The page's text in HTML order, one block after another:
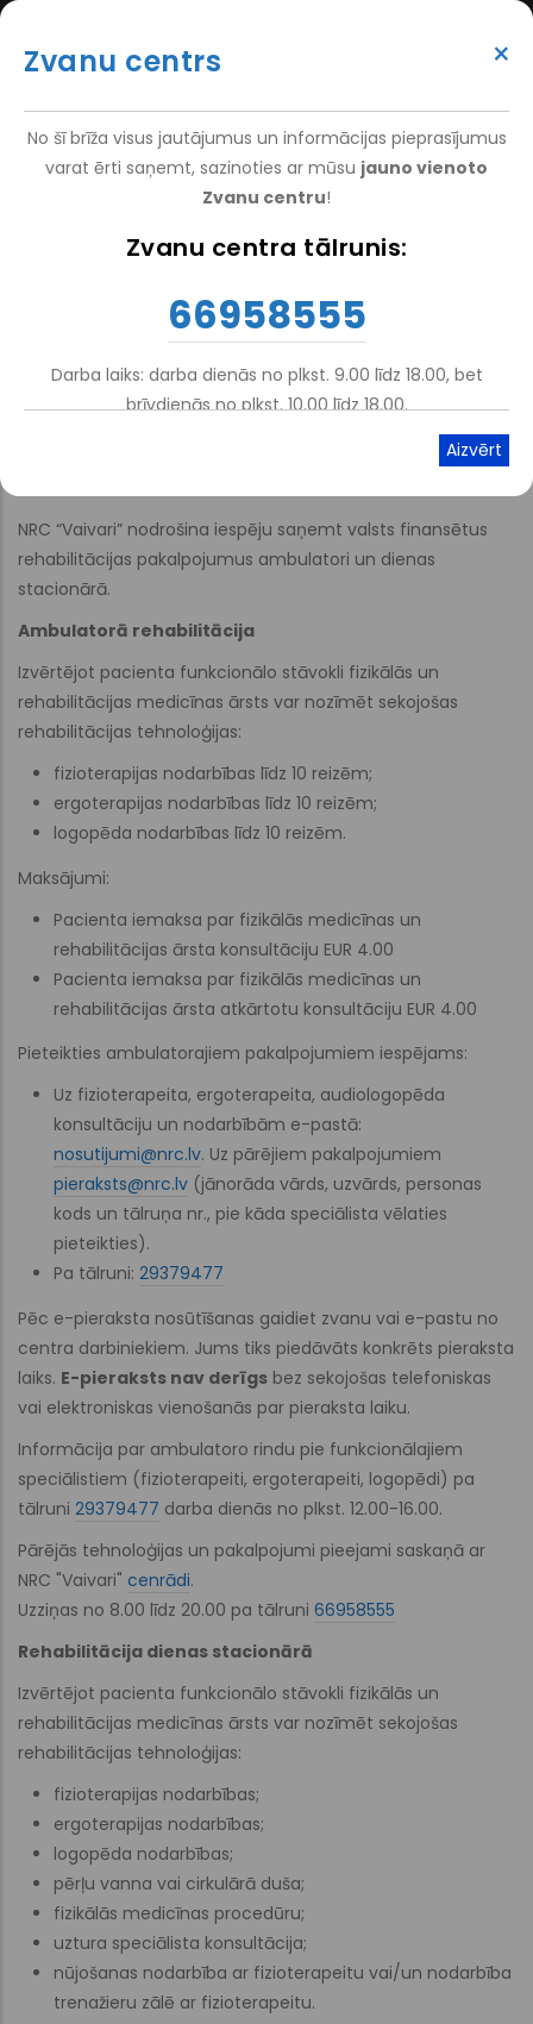
Skip
main
MENU
VAKANCES
DARBINIEKIEM
Breadcrumb
Valsts apmaksāta ambulatorā
rehabilitācija un dienas
stacionāra pakalpojumi
NRC “Vaivari” nodrošina iespēju saņemt valsts finansētus
rehabilitācijas pakalpojumus ambulatori un dienas
stacionārā.
Ambulatorā rehabilitācija
Izvērtējot pacienta funkcionālo stāvokli fizikālās un
rehabilitācijas medicīnas ārsts var nozīmēt sekojošas
rehabilitācijas tehnoloģijas:
fizioterapijas nodarbības līdz 10 reizēm;
ergoterapijas nodarbības līdz 10 reizēm;
logopēda nodarbības līdz 10 reizēm.
Maksājumi:
Pacienta iemaksa par fizikālās medicīnas un
rehabilitācijas ārsta konsultāciju EUR 4.00
Pacienta iemaksa par fizikālās medicīnas un
rehabilitācijas ārsta atkārtotu konsultāciju EUR 4.00
Pieteikties ambulatorajiem pakalpojumiem iespējams:
Uz fizioterapeita, ergoterapeita, audiologopēda
konsultāciju un nodarbībām e-pastā:
nosutijumi@nrc.lv. Uz pārējiem pakalpojumiem
pieraksts@nrc.lv (jānorāda vārds, uzvārds, personas
kods un tālruņa nr., pie kāda speciālista vēlaties
pieteikties).
Pa tālruni: 29379477
Pēc e-pieraksta nosūtīšanas gaidiet zvanu vai e-pastu no
centra darbiniekiem. Jums tiks piedāvāts konkrēts pieraksta
laiks. E-pieraksts nav derīgs bez sekojošas telefoniskas
vai elektroniskas vienošanās par pieraksta laiku.
Informācija par ambulatoro rindu pie funkcionālajiem
speciālistiem (fizioterapeiti, ergoterapeiti, logopēdi) pa
tālruni 29379477 darba dienās no plkst. 12.00-16.00.
Pārējās tehnoloģijas un pakalpojumi pieejami saskaņā ar
NRC "Vaivari" cenrādi.
Uzziņas no 8.00 līdz 20.00 pa tālruni 66958555
Rehabilitācija dienas stacionārā
Izvērtējot pacienta funkcionālo stāvokli fizikālās un
rehabilitācijas medicīnas ārsts var nozīmēt sekojošas
rehabilitācijas tehnoloģijas:
fizioterapijas nodarbības;
ergoterapijas nodarbības;
logopēda nodarbības;
pērļu vanna vai cirkulārā duša;
fizikālās medicīnas procedūru;
uztura speciālista konsultācija;
nūjošanas nodarbība ar fizioterapeitu vai/un nodarbība
trenažieru zālē ar fizioterapeitu.
×
Zvanu centrs
No šī brīža visus jautājumus un informācijas pieprasījumus
varat ērti saņemt, sazinoties ar mūsu jauno vienoto
Zvanu centru!
Zvanu centra tālrunis:
66958555
Darba laiks: darba dienās no plkst. 9.00 līdz 18.00, bet
brīvdienās no plkst. 10.00 līdz 18.00.